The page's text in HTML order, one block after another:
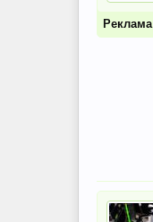
Реклама